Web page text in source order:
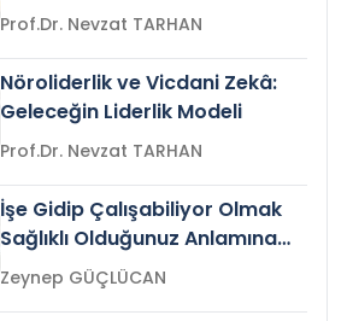
Prof.Dr. Nevzat TARHAN
Nöroliderlik ve Vicdani Zekâ:
Geleceğin Liderlik Modeli
Prof.Dr. Nevzat TARHAN
İşe Gidip Çalışabiliyor Olmak
Sağlıklı Olduğunuz Anlamına
Gelir mi?Zeynep GÜÇLÜCAN